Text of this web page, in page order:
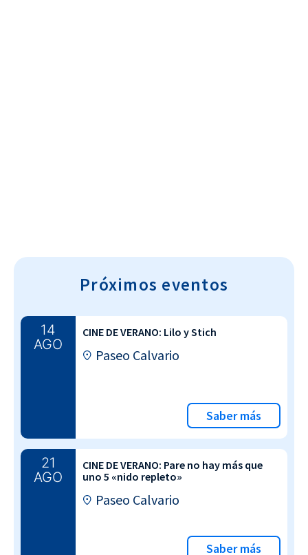
Próximos eventos
14
AGO
CINE DE VERANO: Lilo y Stich
Paseo Calvario
Saber más
21
AGO
CINE DE VERANO: Pare no hay más que
uno 5 «nido repleto»
Paseo Calvario
Saber más